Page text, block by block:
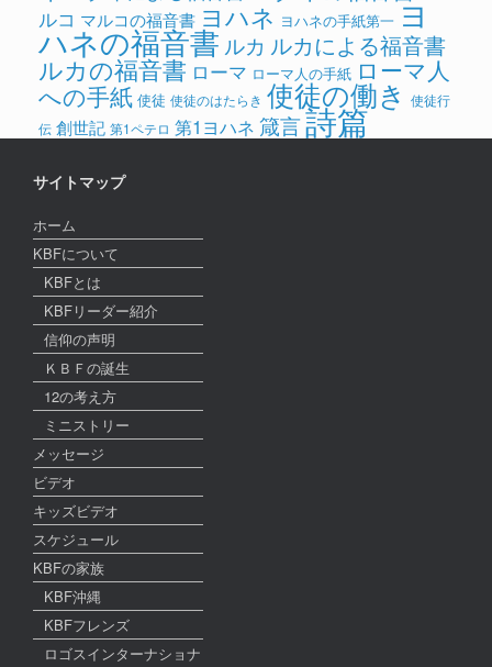
ルコ マルコの福音書 ヨハネ ヨハネの手紙第一 ヨ
ハネの福音書 ルカ ルカによる福音書
ルカの福音書 ローマ ローマ人の手紙 ローマ人
への手紙 使徒 使徒のはたらき 使徒の働き 使徒行
伝 創世記 第1ペテロ 第1ヨハネ 箴言詩篇
サイトマップ
ホーム
KBFについて
KBFとは
KBFリーダー紹介
信仰の声明
ＫＢＦの誕生
12の考え方
ミニストリー
メッセージ
ビデオ
キッズビデオ
スケジュール
KBFの家族
KBF沖縄
KBFフレンズ
ロゴスインターナショナ